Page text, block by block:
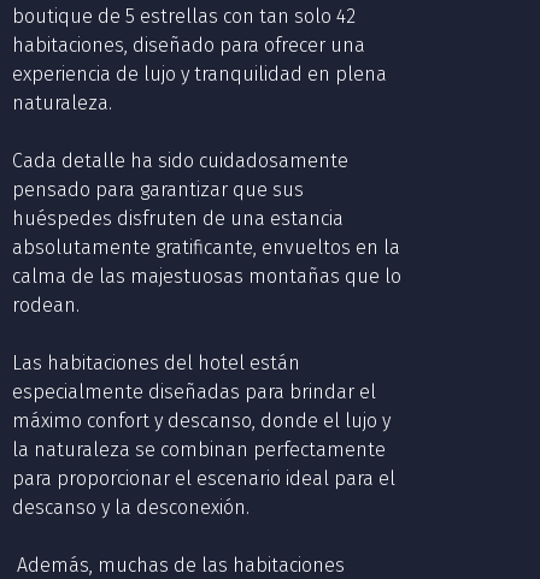
boutique de 5 estrellas con tan solo 42
habitaciones, diseñado para ofrecer una
experiencia de lujo y tranquilidad en plena
naturaleza.
Cada detalle ha sido cuidadosamente
pensado para garantizar que sus
huéspedes disfruten de una estancia
absolutamente gratificante, envueltos en la
calma de las majestuosas montañas que lo
rodean.
Las habitaciones del hotel están
especialmente diseñadas para brindar el
máximo confort y descanso, donde el lujo y
la naturaleza se combinan perfectamente
para proporcionar el escenario ideal para el
descanso y la desconexión.
Además, muchas de las habitaciones